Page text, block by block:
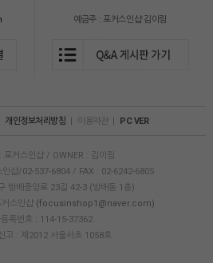
예금주 : 포커스인샵 김이림
개인정보처리방침 이용약관 PC VER
포커스인샵 / OWNER : 김이림
인샵/02-537-6804 / FAX : 02-6242-6805
방배중앙로 23길 42-3 (방배동 1층)
스인샵 (focusinshop1@naver.com)
등록번호 : 114-15-37362
고 : 제2012 서울서초 1058호